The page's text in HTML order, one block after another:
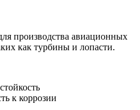
производства авиационных
как турбины и лопасти.
к коррозии